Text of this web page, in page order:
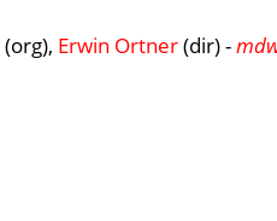
(org), Erwin Ortner(dir) -